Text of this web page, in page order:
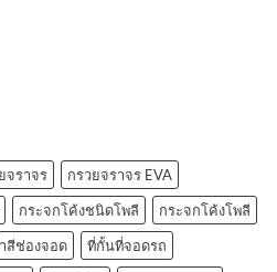
จราจร
กรวยจราจร EVA
กระจกโค้งชนิดโพลี
กระจกโค้งโพลี
สีช่องจอด
ที่กั้นที่จอดรถ